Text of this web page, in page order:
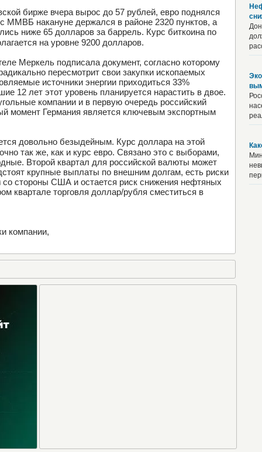
бирже вчера вырос до 57 рублей, евро поднялся
ММВБ накануне держался в районе 2320 пунктов, а
ниже 65 долларов за баррель. Курс биткоина по
на уровне 9200 долларов.
Меркель подписала документ, согласно которому
пересмотрит свои закупки ископаемых
источники энергии приходиться 33%
12 лет этот уровень планируется нарастить в двое.
компании и в первую очередь российский
момент Германия является ключевым экспортным
довольно безыдейным. Курс доллара на этой
так же, как и курс евро. Связано это с выборами,
Второй квартал для российской валюты может
крупные выплаты по внешним долгам, есть риски
стороны США и остается риск снижения нефтяных
квартале торговля доллар/рубля сместиться в
компании,